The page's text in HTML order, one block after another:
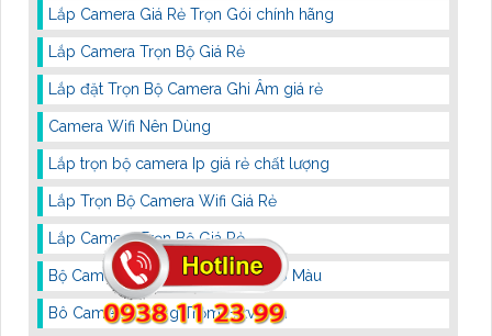
Lắp Camera Giá Rẻ Trọn Gói chính hãng
Lắp Camera Trọn Bộ Giá Rẻ
Lắp đặt Trọn Bộ Camera Ghi Âm giá rẻ
Camera Wifi Nên Dùng
Lắp trọn bộ camera Ip giá rẻ chất lượng
Lắp Trọn Bộ Camera Wifi Giá Rẻ
Lắp Camera Trọn Bộ Giá Rẻ
Bộ Camera Hikvision Ban Đêm Có Màu
Bô Camera Chống Trộm Hikvision